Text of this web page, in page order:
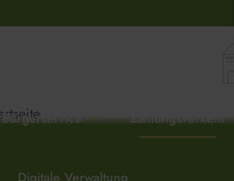
Bürgerservice Zahlungsverkehr